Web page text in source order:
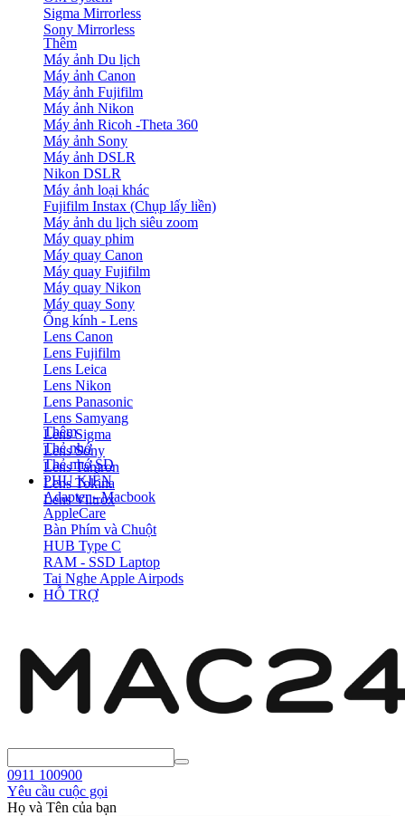
Sigma Mirrorless
Sony Mirrorless
Thêm
Máy ảnh Du lịch
Máy ảnh Canon
Máy ảnh Fujifilm
Máy ảnh Nikon
Máy ảnh Ricoh -Theta 360
Máy ảnh Sony
Máy ảnh DSLR
Nikon DSLR
Máy ảnh loại khác
Fujifilm Instax (Chụp lấy liền)
Máy ảnh du lịch siêu zoom
Máy quay phim
Máy quay Canon
Máy quay Fujifilm
Máy quay Nikon
Máy quay Sony
Ống kính - Lens
Lens Canon
Lens Fujifilm
Lens Leica
Lens Nikon
Lens Panasonic
Lens Samyang
Lens Sigma
Lens Sony
Lens Tamron
Lens Tokina
Lens Viltrox
Thêm
Thẻ nhớ
Thẻ nhớ SD
PHỤ KIỆN
Adapter - Macbook
AppleCare
Bàn Phím và Chuột
HUB Type C
RAM - SSD Laptop
Tai Nghe Apple Airpods
HỖ TRỢ
0911 100900
Yêu cầu cuộc gọi
Họ và Tên của bạn